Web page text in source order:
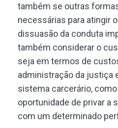
também se outras
necessárias para atingir
dissuasão da conduta
também considerar o
seja em termos de
administração da justiça
sistema carcerário,
oportunidade de privar a
com um determinado